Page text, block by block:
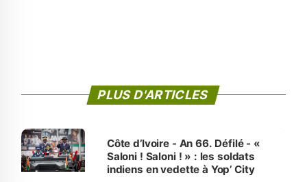
PLUS D'ARTICLES
Côte d’Ivoire - An 66. Défilé - «
Saloni ! Saloni ! » : les soldats
indiens en vedette à Yop’ City